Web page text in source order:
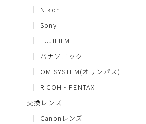
Nikon
Sony
FUJIFILM
パナソニック
OM SYSTEM(オリンパス)
RICOH・PENTAX
交換レンズ
Canonレンズ